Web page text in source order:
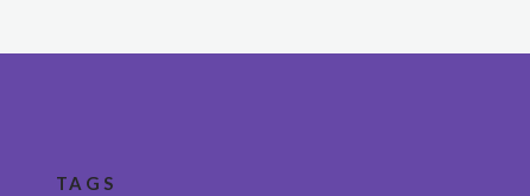
TAGS